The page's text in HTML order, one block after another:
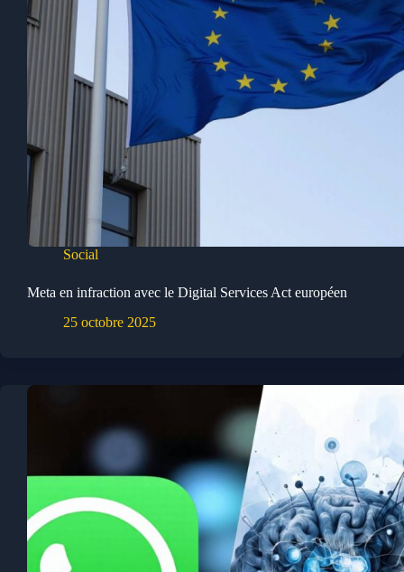
Social
Meta en infraction avec le Digital Services Act européen
25 octobre 2025